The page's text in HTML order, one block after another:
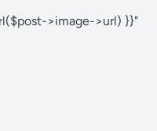
>image->url) }}"